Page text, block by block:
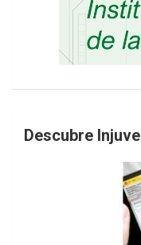
Descubre Injuve